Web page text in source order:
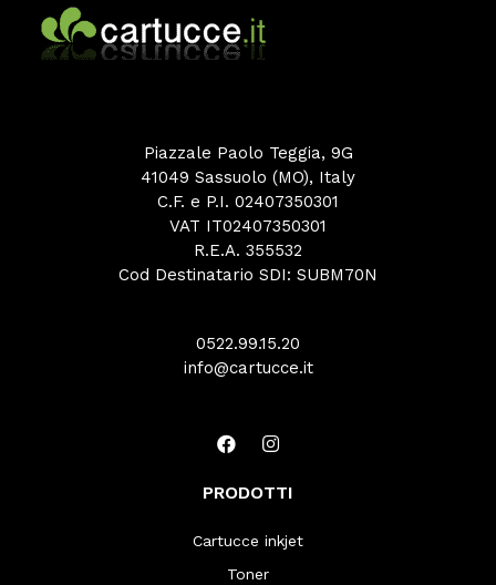
Piazzale Paolo Teggia, 9G
41049 Sassuolo (MO), Italy
C.F. e P.I. 02407350301
VAT IT02407350301
R.E.A. 355532
Cod Destinatario SDI: SUBM70N
0522.99.15.20
info@cartucce.it
PRODOTTI
Cartucce inkjet
Toner